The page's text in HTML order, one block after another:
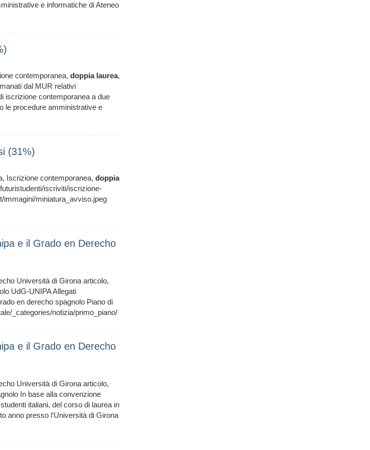
e informatiche di Ateneo
contemporanea, doppia laurea,
dal MUR relativi
iscrizione contemporanea a due
le procedure amministrative e
(31%)
Iscrizione contemporanea, doppia
iscriviti/iscrizione-
immagini/miniatura_avviso.jpeg
e il Grado en Derecho
Università di Girona articolo,
UdG-UNIPA Allegati
en derecho spagnolo Piano di
_categories/notizia/primo_piano/
e il Grado en Derecho
Università di Girona articolo,
In base alla convenzione
italiani, del corso di laurea in
anno presso l’Università di Girona